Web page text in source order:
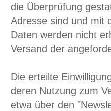
die Überprüfung
Adresse sind und mit
Daten werden nicht
Versand der
Die erteilte
deren Nutzung zum
etwa über den